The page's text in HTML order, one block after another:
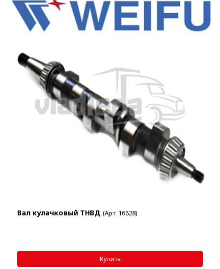
Вал кулачковый ТНВД (Арт. 16628)